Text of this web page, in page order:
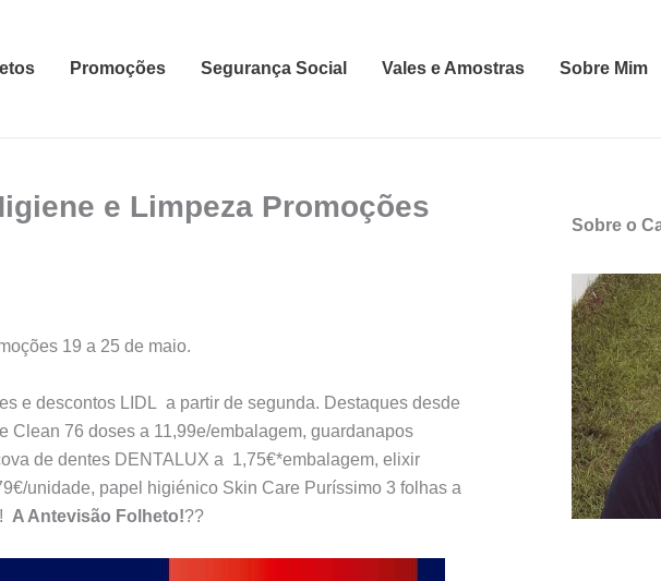
Promoções Segurança Social Vales e Amostras Sobre Mim
e Limpeza Promoções
19 a 25 de maio.
e descontos LIDL a partir de segunda. Destaques desde
Clean 76 doses a 11,99e/embalagem, guardanapos
de dentes DENTALUX a 1,75€*embalagem, elixir
unidade, papel higiénico Skin Care Puríssimo 3 folhas a
A Antevisão Folheto!??
Sobre o